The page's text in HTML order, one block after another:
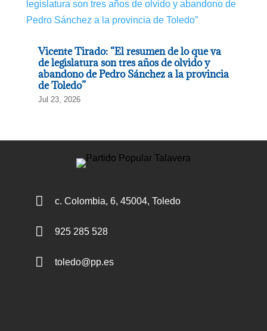
Vicente Tirado: “El resumen de lo que va
de legislatura son tres años de olvido y
abandono de Pedro Sánchez a la provincia
de Toledo”
Jul 23, 2026
 c. Colombia, 6, 45004, Toledo
 925 285 528
 toledo@pp.es